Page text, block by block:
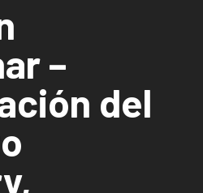
–
del